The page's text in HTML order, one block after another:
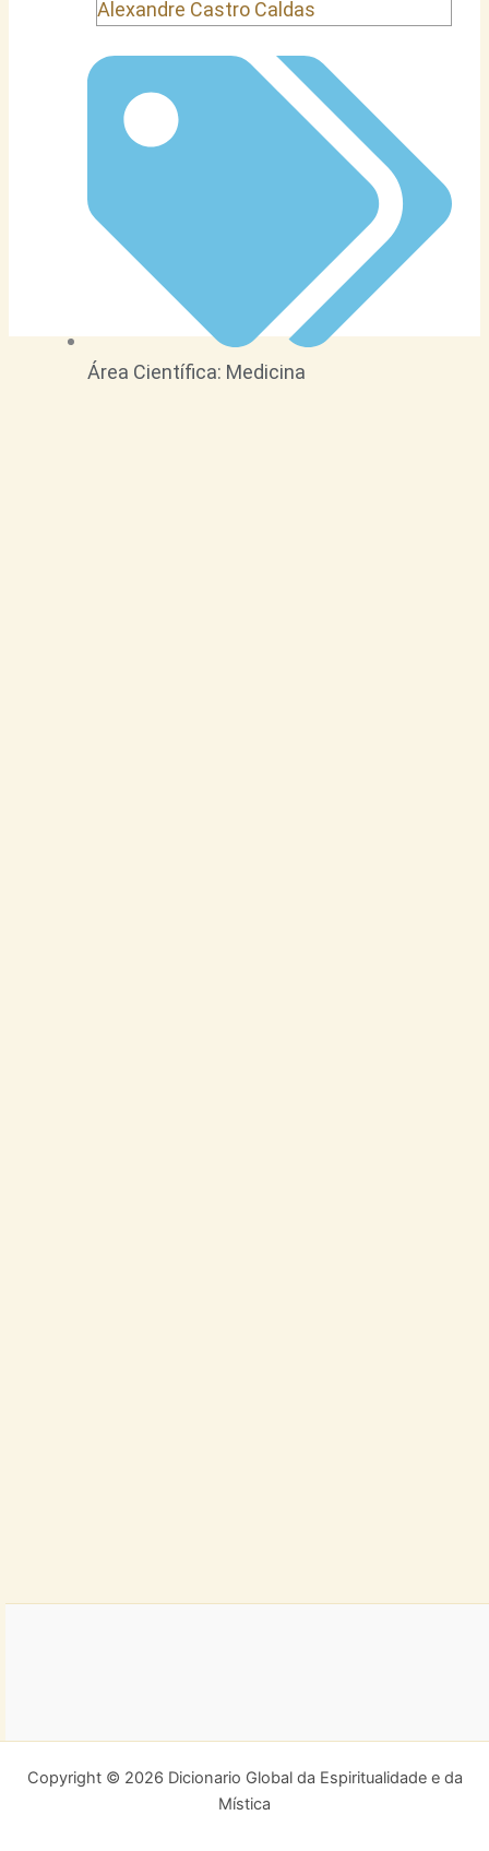
Alexandre Castro Caldas
Área Científica: Medicina
Copyright © 2026 Dicionario Global da Espiritualidade e da
Mística